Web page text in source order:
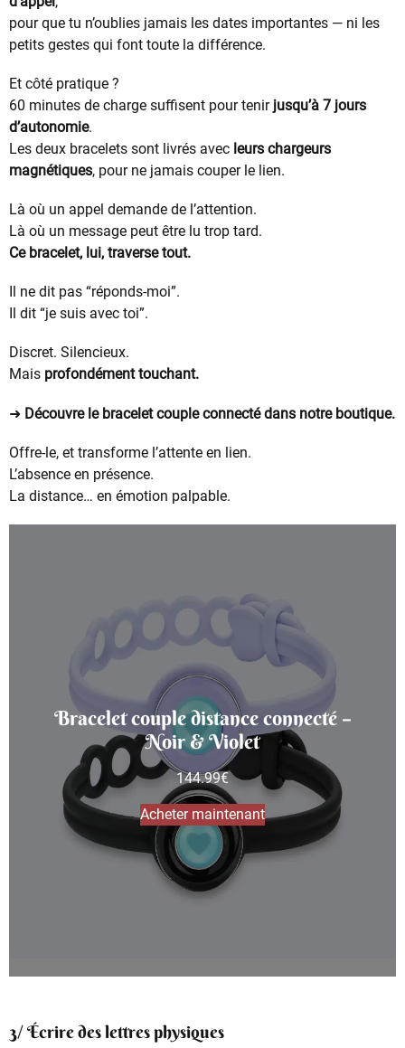
pour que tu n’oublies jamais les dates importantes — ni les
petits gestes qui font toute la différence.
Et côté pratique ?
60 minutes de charge suffisent pour tenir jusqu’à 7 jours
d’autonomie.
Les deux bracelets sont livrés avec leurs chargeurs
magnétiques, pour ne jamais couper le lien.
Là où un appel demande de l’attention.
Là où un message peut être lu trop tard.
Ce bracelet, lui, traverse tout.
Il ne dit pas “réponds-moi”.
Il dit “je suis avec toi”.
Discret. Silencieux.
Mais profondément touchant.
➜ Découvre le bracelet couple connecté dans notre boutique.
Offre-le, et transforme l’attente en lien.
L’absence en présence.
La distance… en émotion palpable.
Bracelet couple distance connecté –
Noir & Violet
144.99€
Acheter maintenant
3/ Écrire des lettres physiques